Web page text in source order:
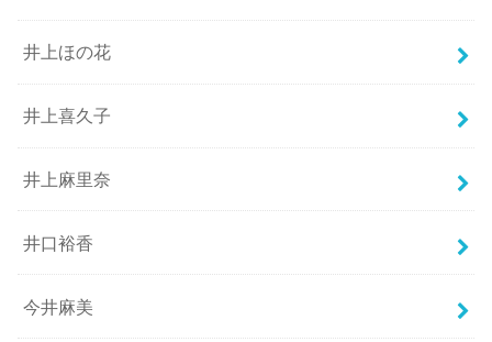
井上ほの花
井上喜久子
井上麻里奈
井口裕香
今井麻美